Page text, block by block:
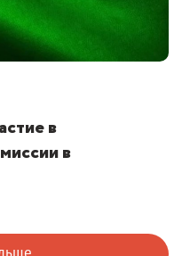
в
в